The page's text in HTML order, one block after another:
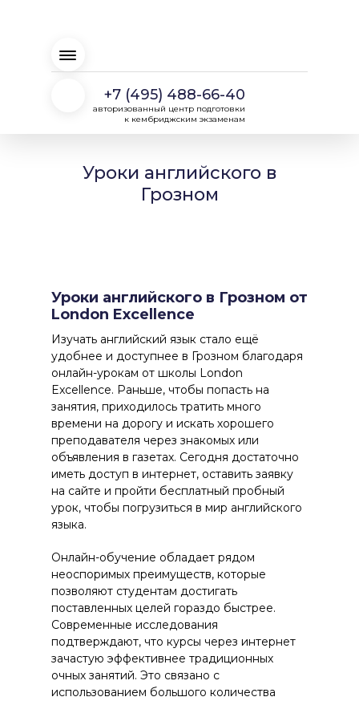
+7 (495) 488-66-40
авторизованный центр подготовки
к кембриджским экзаменам
Уроки английского в
Грозном
Уроки английского в Грозном от
London Excellence
Изучать английский язык стало ещё
удобнее и доступнее в Грозном благодаря
онлайн-урокам от школы London
Excellence. Раньше, чтобы попасть на
занятия, приходилось тратить много
времени на дорогу и искать хорошего
преподавателя через знакомых или
объявления в газетах. Сегодня достаточно
иметь доступ в интернет, оставить заявку
на сайте и пройти бесплатный пробный
урок, чтобы погрузиться в мир английского
языка.
Онлайн-обучение обладает рядом
неоспоримых преимуществ, которые
позволяют студентам достигать
поставленных целей гораздо быстрее.
Современные исследования
подтверждают, что курсы через интернет
зачастую эффективнее традиционных
очных занятий. Это связано с
использованием большого количества